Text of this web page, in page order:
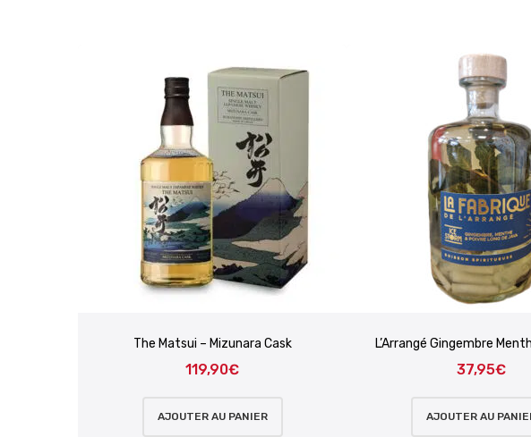
The Matsui – Mizunara Cask
119,90€
AJOUTER AU PANIER
L’Arrangé Gingembre
37,95€
AJOUTER AU